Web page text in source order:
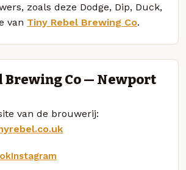
zoals deze Dodge, Dip, Duck,
van Tiny Rebel Brewing Co.
Brewing Co — Newport
van de brouwerij:
Instagram